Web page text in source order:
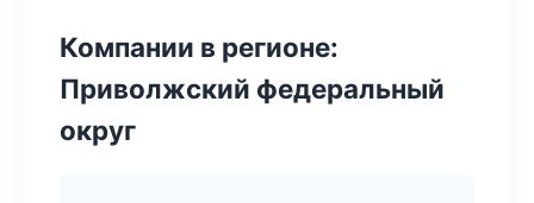
Компании в регионе:
Приволжский федеральный
округ